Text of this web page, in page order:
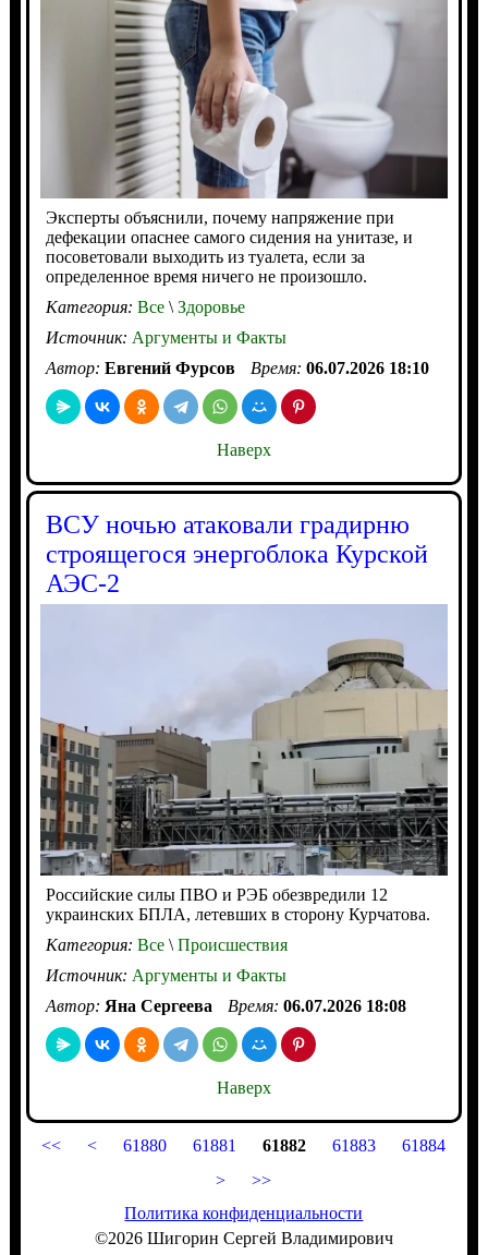
Эксперты объяснили, почему напряжение при
дефекации опаснее самого сидения на унитазе, и
посоветовали выходить из туалета, если за
определенное время ничего не произошло.
Категория: Все\Здоровье
Источник: Аргументы и Факты
Автор: Евгений Фурсов Время: 06.07.2026 18:10
Наверх
ВСУ ночью атаковали градирню
строящегося энергоблока Курской
АЭС-2
Российские силы ПВО и РЭБ обезвредили 12
украинских БПЛА, летевших в сторону Курчатова.
Категория: Все\Происшествия
Источник: Аргументы и Факты
Автор: Яна Сергеева Время: 06.07.2026 18:08
Наверх
<< < 61880 61881 61882 61883
61884
>
>>
Политика конфиденциальности
©2026 Шигорин Сергей Владимирович